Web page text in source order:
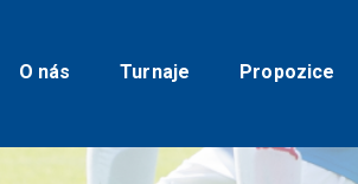
O nás Turnaje Propozice